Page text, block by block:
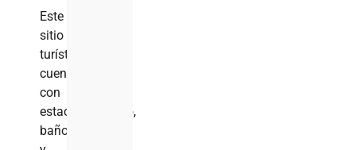
Este
sitio
turístico
cuenta
con
estacionamiento,
baños